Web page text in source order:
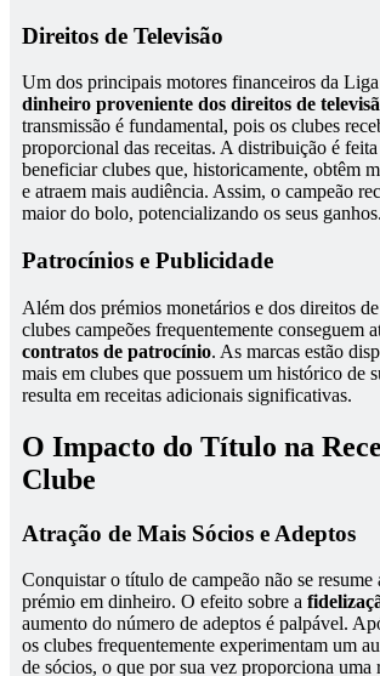
Direitos de Televisão
Um dos principais motores financeiros da
dinheiro proveniente dos direitos de
transmissão é fundamental, pois os clubes
proporcional das receitas. A distribuição é
beneficiar clubes que, historicamente, obtêm
e atraem mais audiência. Assim, o campeão
maior do bolo, potencializando os seus ganhos.
Patrocínios e Publicidade
Além dos prémios monetários e dos direitos
clubes campeões frequentemente conseguem
contratos de patrocínio. As marcas estão
mais em clubes que possuem um histórico de
resulta em receitas adicionais significativas.
O Impacto do Título na
Clube
Atração de Mais Sócios e Adeptos
Conquistar o título de campeão não se resume
prémio em dinheiro. O efeito sobre a
aumento do número de adeptos é palpável.
os clubes frequentemente experimentam um
de sócios, o que por sua vez proporciona uma